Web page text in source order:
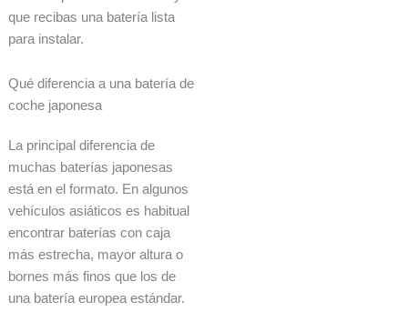
que recibas una batería lista
para instalar.
Qué diferencia a una batería de
coche japonesa
La principal diferencia de
muchas baterías japonesas
está en el formato. En algunos
vehículos asiáticos es habitual
encontrar baterías con caja
más estrecha, mayor altura o
bornes más finos que los de
una batería europea estándar.